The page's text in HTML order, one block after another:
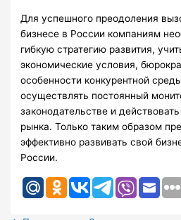
Для успешного преодоления
бизнесе в России компаниям
гибкую стратегию развития,
экономические условия,
особенности конкурентной
осуществлять постоянный
законодательстве и
рынка. Только таким образом
эффективно развивать свой
России.